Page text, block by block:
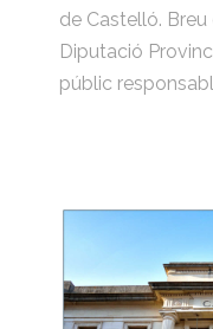
de Castelló. Breu
Diputació
públic